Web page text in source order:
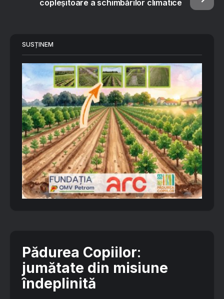
copleșitoare a schimbărilor climatice
SUSȚINEM
Pădurea Copiilor:
jumătate din misiune
îndeplinită